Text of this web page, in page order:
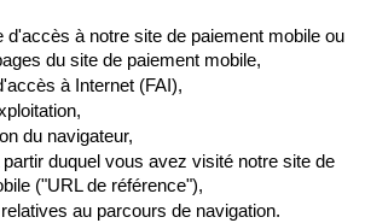
d'accès à notre site de paiement mobile ou
du site de paiement mobile,
à Internet (FAI),
du navigateur,
partir duquel vous avez visité notre site de
("URL de référence"),
au parcours de navigation.